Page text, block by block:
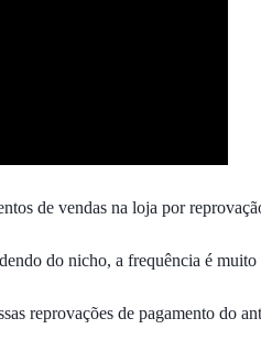
de vendas na loja por
do nicho, a frequência é muito
reprovações de pagamento do